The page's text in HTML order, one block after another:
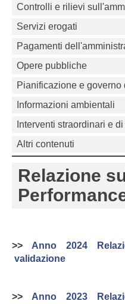
Controlli e rilievi
Servizi erogati
Pagamenti
Opere pubbliche
Pianificazione e governo
Informazioni ambientali
Interventi straordinari e
Altri contenuti
Relazione
>> Anno 2024
validazione
>> Anno 2023